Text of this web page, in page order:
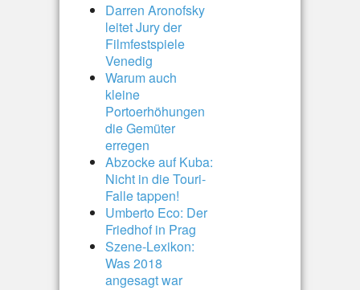
Darren Aronofsky
leitet Jury der
Filmfestspiele
Venedig
Warum auch
kleine
Portoerhöhungen
die Gemüter
erregen
Abzocke auf Kuba:
Nicht in die Touri-
Falle tappen!
Umberto Eco: Der
Friedhof in Prag
Szene-Lexikon:
Was 2018
angesagt war